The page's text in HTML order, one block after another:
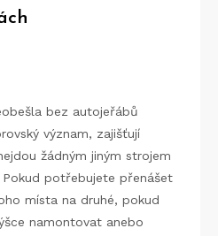
bez autojeřábů
význam, zajišťují
žádným jiným strojem
potřebujete přenášet
místa na druhé, pokud
namontovat anebo